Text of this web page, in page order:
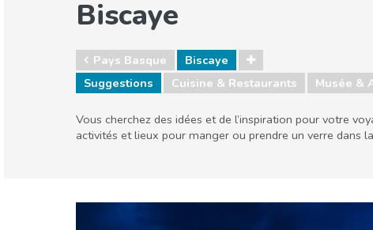
Biscaye
Pays Basque
Biscaye
Suggestions
Cuisine & Restaurants Musée &
Vous cherchez des idées et de l’inspiration pour votre
activités et lieux pour manger ou prendre un verre dans